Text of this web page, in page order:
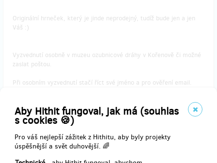
Aby Hithit fungoval, jak má (souhlas
s cookies 🍪)
Pro váš nejlepší zážitek z Hithitu, aby byly projekty
úspěšnější a svět duhovější. 🌈
Originální hrneček, který je jinde neprodejný, tudíž bude jen a jen
Váš :)
Vyzvednutí osobně v muzeu ozubnicové dráhy v Kořenově či možné
zaslat poštou.
Při osobním vyzvednutí stačí říct své jméno a pro ověření email.
Doručení odměny: na poštovní adresu, do čtvrt roku po ukončení
800 Kč